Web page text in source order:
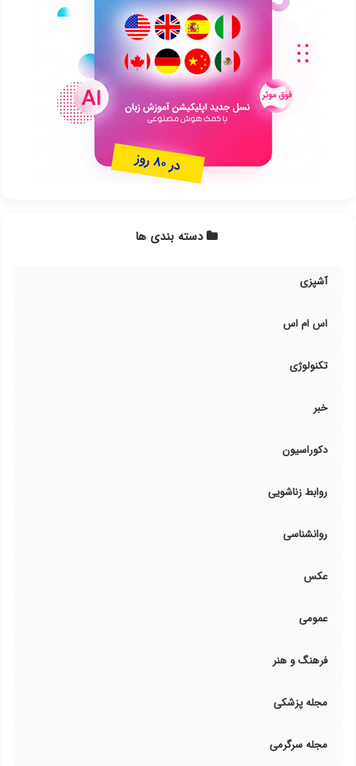
دسته بندی ها
آشپزی
اس ام اس
تکنولوژی
خبر
دکوراسیون
روابط زناشویی
روانشناسی
عکس
عمومی
فرهنگ و هنر
مجله پزشکی
مجله سرگرمی